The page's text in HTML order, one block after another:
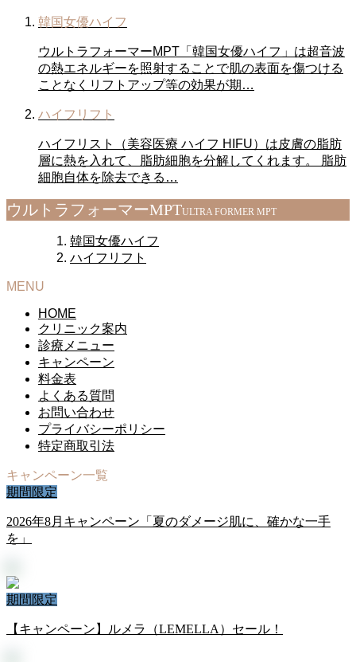
韓国女優ハイフ
ウルトラフォーマーMPT「韓国女優ハイフ」は超音波
の熱エネルギーを照射することで肌の表面を傷つける
ことなくリフトアップ等の効果が期…
ハイフリフト
ハイフリスト（美容医療 ハイフ HIFU）は皮膚の脂肪
層に熱を入れて、脂肪細胞を分解してくれます。 脂肪
細胞自体を除去できる…
ウルトラフォーマーMPTULTRA FORMER MPT
韓国女優ハイフ
ハイフリフト
MENU
HOME
クリニック案内
診療メニュー
キャンペーン
料金表
よくある質問
お問い合わせ
プライバシーポリシー
特定商取引法
キャンペーン一覧
期間限定
2026年8月キャンペーン「夏のダメージ肌に、確かな一手
を」
期間限定
【キャンペーン】ルメラ（LEMELLA）セール！